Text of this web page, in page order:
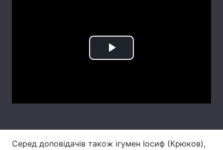
Контакти
Play
Серед доповідачів також ігумен Іосиф (Крюков),